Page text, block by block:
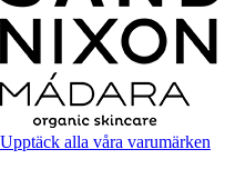
Upptäck alla våra varumärken